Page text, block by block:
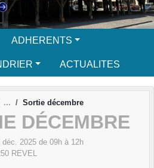
ADHERENTS
ACTUALITES
Sortie décembre
DÉCEMBRE
déc. 2025 de 09h à 12h
REVEL